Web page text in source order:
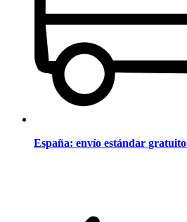
España: envío estándar gratuito